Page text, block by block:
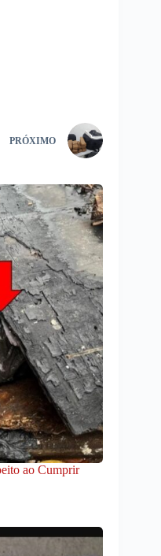
PRÓXIMO
ao Cumprir